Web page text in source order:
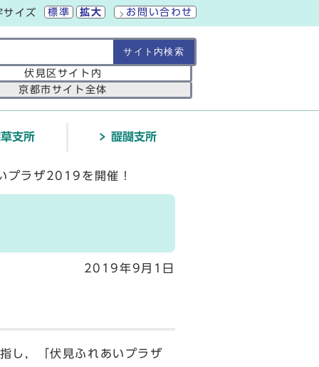
サイズ 標準 拡大 お問い合わせ
伏見区サイト内
京都市サイト全体
支所 醍醐支所
プラザ2019を開催！
2019年9月1日
し，「伏見ふれあいプラザ